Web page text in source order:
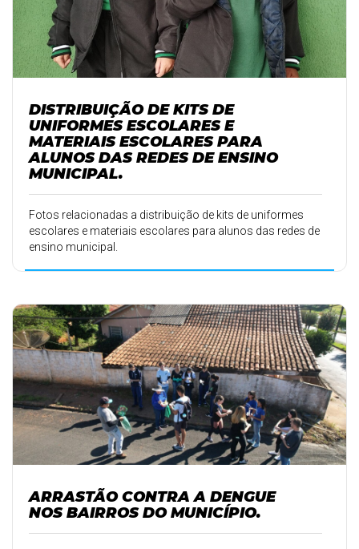
DISTRIBUIÇÃO DE KITS DE
UNIFORMES ESCOLARES E
MATERIAIS ESCOLARES PARA
ALUNOS DAS REDES DE ENSINO
MUNICIPAL.
Fotos relacionadas a distribuição de kits de uniformes
escolares e materiais escolares para alunos das redes de
ensino municipal.
ARRASTÃO CONTRA A DENGUE
NOS BAIRROS DO MUNICÍPIO.